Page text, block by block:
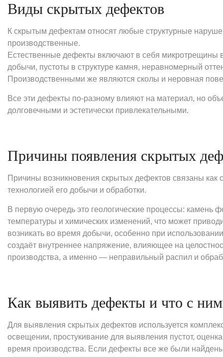
Виды скрытых дефектов
К скрытым дефектам относят любые структурные
производственные.
Естественные дефекты включают в себя микротрещины
добычи, пустоты в структуре камня, неравномерный
Производственными же являются сколы и неровная
Все эти дефекты по-разному влияют на материал, но
долговечными и эстетически привлекательными.
Причины появления скрытых
Причины возникновения скрытых дефектов связаны
технологией его добычи и обработки.
В первую очередь это геологические процессы: камень
температуры и химических изменений, что может
возникать во время добычи, особенно при
создаёт внутреннее напряжение, влияющее на
производства, а именно — неправильный распил и
Как выявить дефекты и что с
Для выявления скрытых дефектов используется
освещении, простукивание для выявления пустот,
время производства. Если дефекты все же были